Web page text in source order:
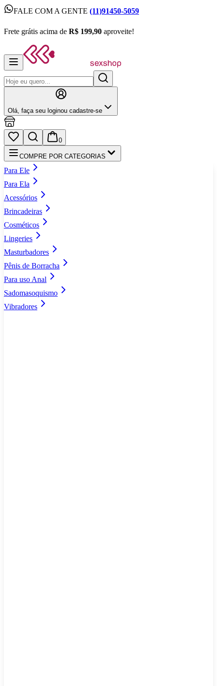
FALE COM A GENTE (11)91450-5059
Frete grátis acima de R$ 199,90 aproveite!
Olá, faça seu loginou cadastre‑se
0
COMPRE POR CATEGORIAS
Para Ele
Para Ela
Acessórios
Brincadeiras
Cosméticos
Lingeries
Masturbadores
Pênis de Borracha
Para uso Anal
Sadomasoquismo
Vibradores